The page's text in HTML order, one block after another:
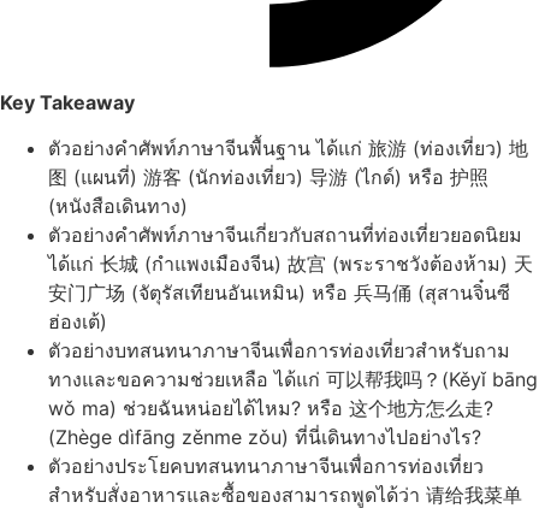
Key Takeaway
ตัวอย่างคำศัพท์ภาษาจีนพื้นฐาน ได้แก่ 旅游 (ท่องเที่ยว) 地
图 (แผนที่) 游客 (นักท่องเที่ยว) 导游 (ไกด์) หรือ 护照
(หนังสือเดินทาง)
ตัวอย่างคำศัพท์ภาษาจีนเกี่ยวกับสถานที่ท่องเที่ยวยอดนิยม
ได้แก่ 长城 (กำแพงเมืองจีน) 故宫 (พระราชวังต้องห้าม) 天
安门广场 (จัตุรัสเทียนอันเหมิน) หรือ 兵马俑 (สุสานจิ๋นซี
ฮ่องเต้)
ตัวอย่างบทสนทนาภาษาจีนเพื่อการท่องเที่ยวสำหรับถาม
ทางและขอความช่วยเหลือ ได้แก่ 可以帮我吗？(Kěyǐ bāng
wǒ ma) ช่วยฉันหน่อยได้ไหม? หรือ 这个地方怎么走?
(Zhège dìfāng zěnme zǒu) ที่นี่เดินทางไปอย่างไร?
ตัวอย่างประโยคบทสนทนาภาษาจีนเพื่อการท่องเที่ยว
สำหรับสั่งอาหารและซื้อของสามารถพูดได้ว่า 请给我菜单